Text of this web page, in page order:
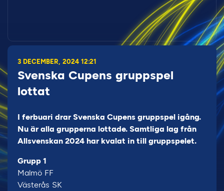
3 DECEMBER, 2024 12:21
Svenska Cupens gruppspel
lottat
I ferbuari drar Svenska Cupens gruppspel igång.
Nu är alla grupperna lottade. Samtliga lag från
Allsvenskan 2024 har kvalat in till gruppspelet.
Grupp 1
Malmö FF
Västerås SK